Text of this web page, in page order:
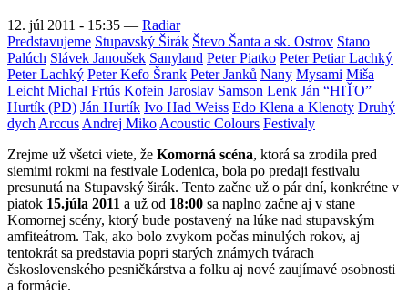
12. júl 2011 - 15:35 — Radiar
Predstavujeme Stupavský Širák Števo Šanta a sk. Ostrov Stano
Palúch Slávek Janoušek Sanyland Peter Piatko Peter Petiar Lachký
Peter Lachký Peter Kefo Šrank Peter Janků Nany Mysami Miša
Leicht Michal Frtús Kofein Jaroslav Samson Lenk Ján “HIŤO”
Hurtík (PD) Ján Hurtík Ivo Had Weiss Edo Klena a Klenoty Druhý
dychArccusAndrej MikoAcoustic Colours Festivaly
Zrejme už všetci viete, že Komorná scéna, ktorá sa zrodila pred
siemimi rokmi na festivale Lodenica, bola po predaji festivalu
presunutá na Stupavský širák. Tento začne už o pár dní, konkrétne v
piatok 15.júla 2011 a už od 18:00 sa naplno začne aj v stane
Komornej scény, ktorý bude postavený na lúke nad stupavským
amfiteátrom. Tak, ako bolo zvykom počas minulých rokov, aj
tentokrát sa predstavia popri starých známych tvárach
čskoslovenského pesničkárstva a folku aj nové zaujímavé osobnosti
a formácie.